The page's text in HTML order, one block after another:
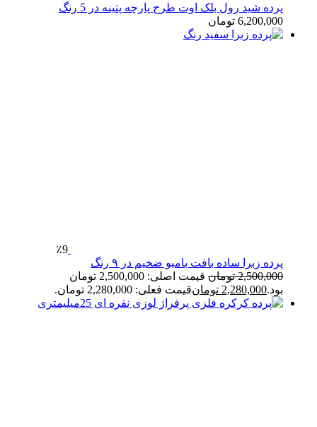
پرده شید رول بلک اوت طرح پارچه پتینه در 5 رنگ
6,200,000 تومان
٪9
پرده زبرا ساده بافت بامبو ضخیم در ۹ رنگ
2,500,000 تومان
قیمت اصلی: 2,500,000 تومان
بود.2,280,000 تومانقیمت فعلی: 2,280,000 تومان.